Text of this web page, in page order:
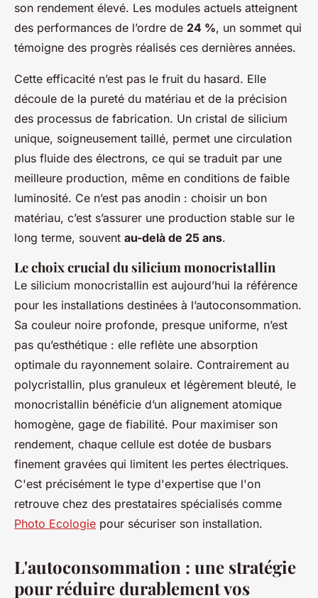
son rendement élevé. Les modules actuels atteignent
des performances de l’ordre de 24 %, un sommet qui
témoigne des progrès réalisés ces dernières années.
Cette efficacité n’est pas le fruit du hasard. Elle
découle de la pureté du matériau et de la précision
des processus de fabrication. Un cristal de silicium
unique, soigneusement taillé, permet une circulation
plus fluide des électrons, ce qui se traduit par une
meilleure production, même en conditions de faible
luminosité. Ce n’est pas anodin : choisir un bon
matériau, c’est s’assurer une production stable sur le
long terme, souvent au-delà de 25 ans.
Le choix crucial du silicium monocristallin
Le silicium monocristallin est aujourd’hui la référence
pour les installations destinées à l’autoconsommation.
Sa couleur noire profonde, presque uniforme, n’est
pas qu’esthétique : elle reflète une absorption
optimale du rayonnement solaire. Contrairement au
polycristallin, plus granuleux et légèrement bleuté, le
monocristallin bénéficie d’un alignement atomique
homogène, gage de fiabilité. Pour maximiser son
rendement, chaque cellule est dotée de busbars
finement gravées qui limitent les pertes électriques.
C'est précisément le type d'expertise que l'on
retrouve chez des prestataires spécialisés comme
Photo Ecologie pour sécuriser son installation.
L'autoconsommation : une stratégie
pour réduire durablement vos